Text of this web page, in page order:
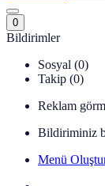
0
Bildirimler
Sosyal (0)
Takip (0)
Reklam
Bildiriminiz
Menü